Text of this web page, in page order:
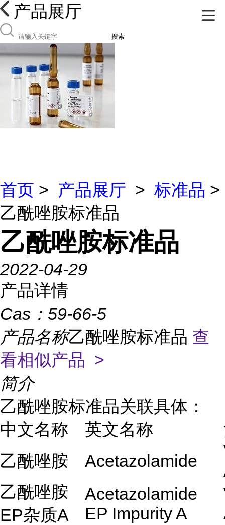
产品展厅
搜索
首页 > 产品展厅 > 标准品 >
乙酰唑胺标准品
乙酰唑胺标准品
2022-04-29
产品详情
Cas： 59-66-5
产品名称乙酰唑胺标准品 查
看相似产品 >
简介
乙酰唑胺标准品关联具体：
中文名称
英文名称
乙酰唑胺
Acetazolamide
乙酰唑胺
EP杂质A
Acetazolamide
EP Impurity A